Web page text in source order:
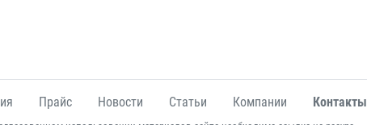
Прайс Новости Статьи Компании Контакты